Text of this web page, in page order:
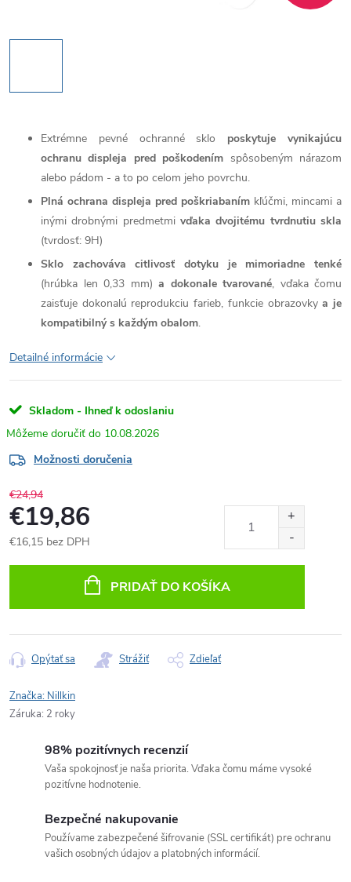
Extrémne pevné ochranné sklo poskytuje vynikajúcu
ochranu displeja pred poškodením spôsobeným nárazom
alebo pádom - a to po celom jeho povrchu.
Plná ochrana displeja pred poškriabaním kľúčmi, mincami a
inými drobnými predmetmivďaka dvojitému tvrdnutiu skla
(tvrdosť: 9H)
Sklo zachováva citlivosť dotyku je mimoriadne tenké
(hrúbka len 0,33 mm) a dokonale tvarované, vďaka čomu
zaisťuje dokonalú reprodukciu farieb, funkcie obrazovkya je
kompatibilný s každým obalom.
Detailné informácie
Skladom - Ihneď k odoslaniu
10.08.2026
Možnosti doručenia
€24,94
€19,86
€16,15 bez DPH
PRIDAŤ DO KOŠÍKA
Opýtať sa Strážiť Zdieľať
Značka: Nillkin
Záruka: 2 roky
98% pozitívnych recenzií
Vaša spokojnosť je naša priorita. Vďaka čomu máme vysoké
pozitívne hodnotenie.
Bezpečné nakupovanie
Používame zabezpečené šifrovanie (SSL certifikát) pre ochranu
vašich osobných údajov a platobných informácií.